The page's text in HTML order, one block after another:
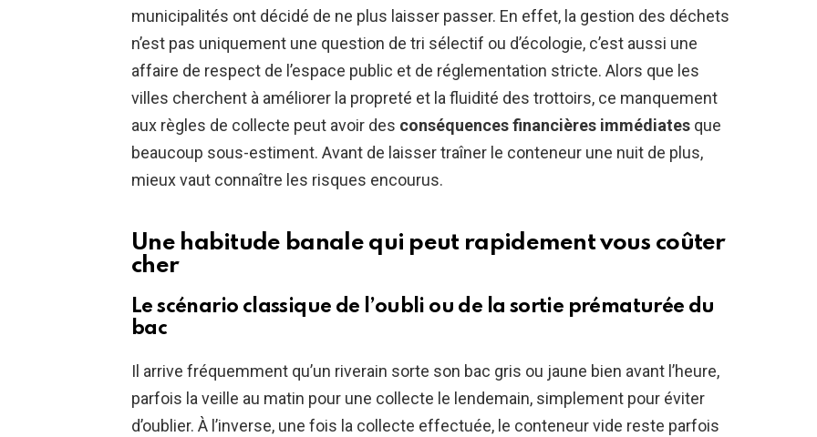
municipalités ont décidé de ne plus laisser passer. En effet, la gestion des déchets
n’est pas uniquement une question de tri sélectif ou d’écologie, c’est aussi une
affaire de respect de l’espace public et de réglementation stricte. Alors que les
villes cherchent à améliorer la propreté et la fluidité des trottoirs, ce manquement
aux règles de collecte peut avoir des conséquences financières immédiates que
beaucoup sous-estiment. Avant de laisser traîner le conteneur une nuit de plus,
mieux vaut connaître les risques encourus.
Une habitude banale qui peut rapidement vous coûter
cher
Le scénario classique de l’oubli ou de la sortie prématurée du
bac
Il arrive fréquemment qu’un riverain sorte son bac gris ou jaune bien avant l’heure,
parfois la veille au matin pour une collecte le lendemain, simplement pour éviter
d’oublier. À l’inverse, une fois la collecte effectuée, le conteneur vide reste parfois